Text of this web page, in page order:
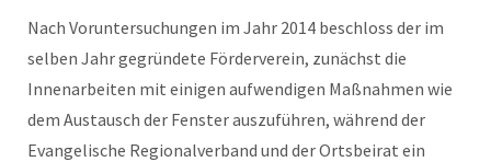
Nach Voruntersuchungen im Jahr 2014 beschloss der im
selben Jahr gegründete Förderverein, zunächst die
Innenarbeiten mit einigen aufwendigen Maßnahmen wie
dem Austausch der Fenster auszuführen, während der
Evangelische Regionalverband und der Ortsbeirat ein